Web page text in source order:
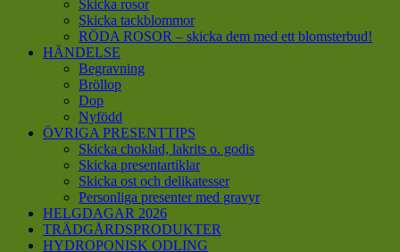
Skicka rosor
Skicka tackblommor
RÖDA ROSOR – skicka dem med ett blomsterbud!
HÄNDELSE
Begravning
Bröllop
Dop
Nyfödd
ÖVRIGA PRESENTTIPS
Skicka choklad, lakrits o. godis
Skicka presentartiklar
Skicka ost och delikatesser
Personliga presenter med gravyr
HELGDAGAR 2026
TRÄDGÅRDSPRODUKTER
HYDROPONISK ODLING